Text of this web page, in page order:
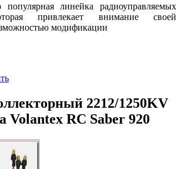
линейка радиоуправляемых
привлекает внимание своей
модификации
2212/1250KV
Volantex RC Saber 920